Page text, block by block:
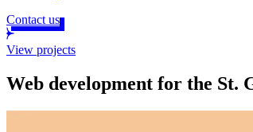
Contact us
View projects
Web development for the St.